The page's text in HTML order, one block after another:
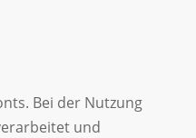
Bei der Nutzung
und